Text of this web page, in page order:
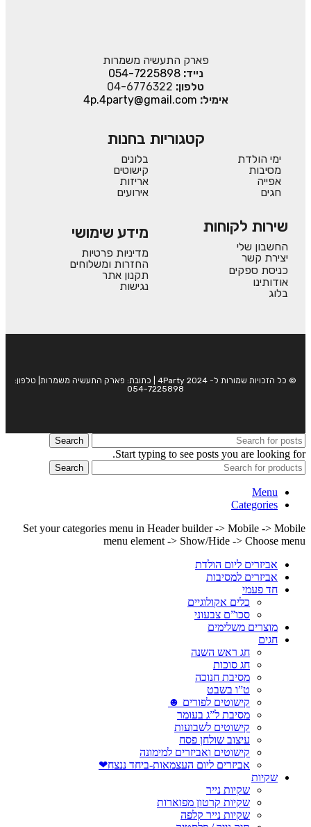
פארק התעשיה משמרות
נייד:054-7225898
טלפון: 04-6776322
אימיל: 4p.4party@gmail.com
קטגוריות בחנות
ימי הולדת
מסיבות
אפייה
חגים
בלונים
קישוטים
אריזות
אירועים
שירות לקוחות
החשבון שלי
יצירת קשר
כניסת ספקים
אודותינו
בלוג
מידע שימושי
מדיניות פרטיות
החזרות ומשלוחים
תקנון אתר
נגישות
© כל הזכויות שמורות ל- 4Party 2024 | כתובת: פארק התעשיה משמרות| טלפון:
054-7225898
Search
Start typing to see posts you are looking for.
Search
Menu
Categories
Set your categories menu in Header builder -> Mobile -> Mobile
menu element -> Show/Hide -> Choose menu
אביזרים ליום הולדת
אביזרים למסיבות
חד פעמי
כלים אקולוגיים
סכו”ם צבעוני
מוצרים משלימים
חגים
חג ראש השנה
חג סוכות
מסיבת חנוכה
ט”ו בשבט
קישוטים לפורים ☻
מסיבת ל”ג בעומר
קישוטים לשבועות
עיצוב שולחן פסח
קישוטים ואביזרים למימונה
אביזרים ליום העצמאות-ביחד ננצח❤
שקיות
שקיות נייר
שקיות קרטון מפוארות
שקיות נייר קלפה